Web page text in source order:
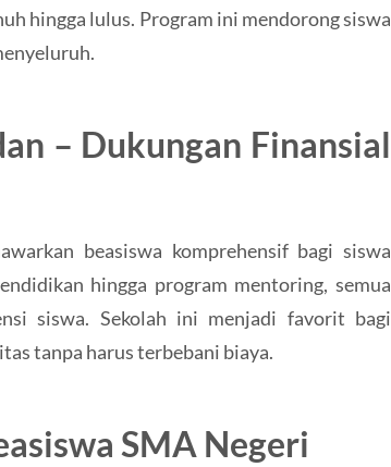
hingga lulus. Program ini mendorong siswa
– Dukungan Finansial
beasiswa komprehensif bagi siswa
hingga program mentoring, semua
siswa. Sekolah ini menjadi favorit bagi
tanpa harus terbebani biaya.
SMA Negeri